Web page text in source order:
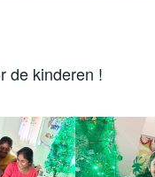
de kinderen !